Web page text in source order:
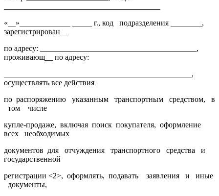
«__»_____________ _____ г., код
подразделения ________,
зарегистрирован__
по адресу: ________________________________________,
проживающ__ по адресу:
________________________________________________,
осуществлять все действия
по распоряжению указанным транспортным средством,
в
том
числе
купле-продаже, включая поиск покупателя, оформление
всех
необходимых
документов для отчуждения транспортного средства
и
государственной
регистрации <2>, оформлять, подавать заявления и
иные
документы,